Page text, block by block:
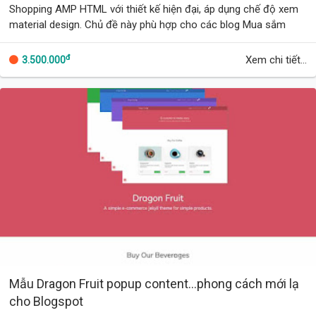
Shopping AMP HTML với thiết kế hiện đại, áp dụng chế độ xem
material design. Chủ đề này phù hợp cho các blog Mua sắm
trực tuyến. Bố cục tương thích v…
3.500.000đ Xem chi tiết...
Mẫu Dragon Fruit popup content...phong cách mới lạ
cho Blogspot